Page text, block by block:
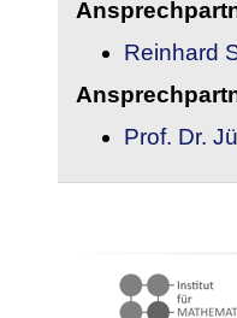
Reinhard
Prof. Dr.